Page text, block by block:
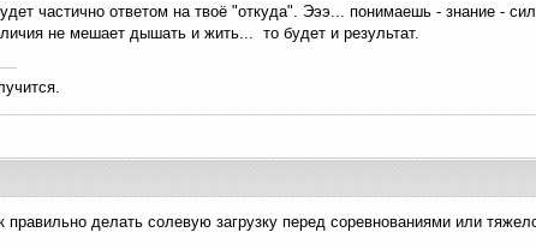
частично ответом на твоё "откуда". Эээ... понимаешь - знание -
не мешает дышать и жить... то будет и результат.
делать солевую загрузку перед соревнованиями или